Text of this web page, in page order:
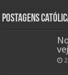
Postagens